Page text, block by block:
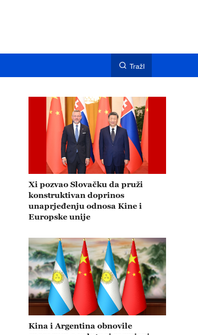
TražI
Xi pozvao Slovačku da pruži
konstruktivan doprinos
unaprjeđenju odnosa Kine i
Europske unije
Kina i Argentina obnovile